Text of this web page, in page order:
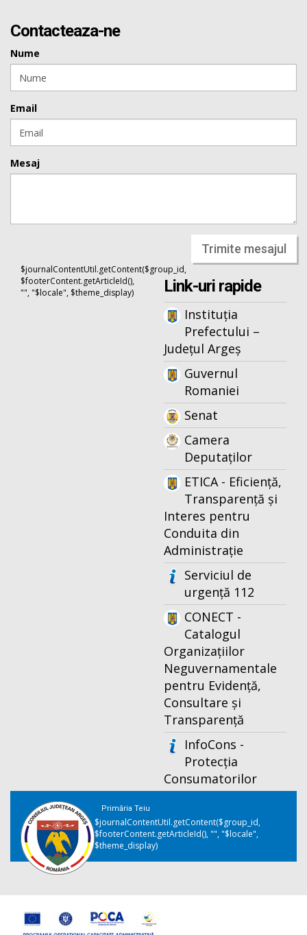
Contacteaza-ne
Nume
Email
Mesaj
Trimite mesajul
$journalContentUtil.getContent($group_id,
$footerContent.getArticleId(),
"", "$locale", $theme_display)
Link-uri rapide
Instituția
Prefectului –
Județul Argeș
Guvernul
Romaniei
Senat
Camera
Deputaților
ETICA - Eficiență,
Transparență și
Interes pentru
Conduita din
Administrație
Serviciul de
urgență 112
CONECT -
Catalogul
Organizațiilor
Neguvernamentale
pentru Evidență,
Consultare și
Transparență
InfoCons -
Protecția
Consumatorilor
Primăria Teiu
$journalContentUtil.getContent($group_id,
$footerContent.getArticleId(), "", "$locale",
$theme_display)